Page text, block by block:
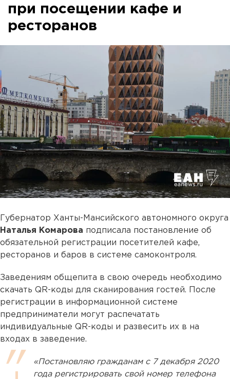
при посещении кафе и
ресторанов
Губернатор Ханты-Мансийского автономного округа
Наталья Комарова подписала постановление об
обязательной регистрации посетителей кафе,
ресторанов и баров в системе самоконтроля.
Заведениям общепита в свою очередь необходимо
скачать QR-коды для сканирования гостей. После
регистрации в информационной системе
предприниматели могут распечатать
индивидуальные QR-коды и развесить их в на
входах в заведение.
«Постановляю гражданам с 7 декабря 2020
года регистрировать свой номер телефона